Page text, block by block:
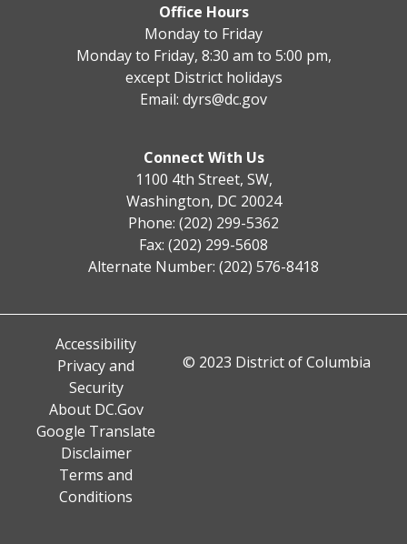
Office Hours
Monday to Friday
Monday to Friday, 8:30 am to 5:00 pm,
except District holidays
Email: dyrs@dc.gov
Connect With Us
1100 4th Street, SW,
Washington, DC 20024
Phone: (202) 299-5362
Fax: (202) 299-5608
Alternate Number: (202) 576-8418
Accessibility
Privacy and
Security
About DC.Gov
Google Translate
Disclaimer
Terms and
Conditions
© 2023 District of Columbia